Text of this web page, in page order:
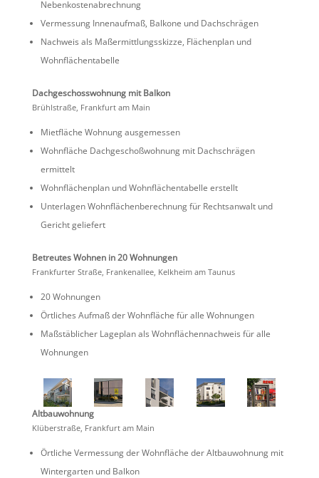
Nebenkostenabrechnung
Vermes­sung Innen­aufmaß, Balkone und Dachschrägen
Nachweis als Maßer­mitt­lungs­skizze, Flächen­plan und
Wohnflächentabelle
Dachge­schoss­woh­nung mit Balkon
Brühl­straße, Frank­furt am Main
Mietfläche Wohnung ausgemessen
Wohnfläche Dachge­schoß­woh­nung mit Dachschrägen
ermittelt
Wohnflä­chen­plan und Wohnflä­chen­ta­belle erstellt
Unter­lagen Wohnflä­chen­be­rech­nung für Rechts­an­walt und
Gericht geliefert
Betreutes Wohnen in 20 Wohnungen
Frank­furter Straße, Franken­allee, Kelkheim am Taunus
20 Wohnungen
Örtli­ches Aufmaß der Wohnfläche für alle Wohnungen
Maßstäb­li­cher Lageplan als Wohnflä­chen­nach­weis für alle
Wohnungen
Altbau­woh­nung
Klüber­straße, Frank­furt am Main
Örtliche Vermes­sung der Wohnfläche der Altbau­woh­nung mit
Winter­garten und Balkon